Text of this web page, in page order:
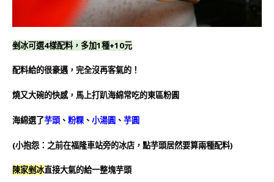
剉冰可選4樣配料，多加1種+10元
配料給的很豪邁，完全沒再客氣的！
燒又大碗的快感，馬上打趴海綿常吃的東區粉圓
海綿選了芋頭 、 粉粿 、 小湯圓 、 芋圓
(小抱怨：之前在福隆車站旁的冰店，點芋頭居然要算兩種配料)
陳家剉冰直接大氣的給一整塊芋頭